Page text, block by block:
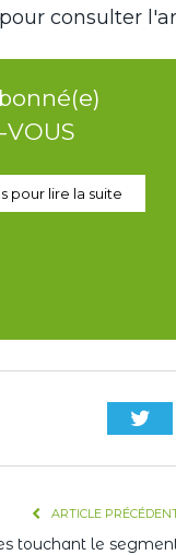
consulter
VOUS
pour lire la suite
ARTICLE
touchant le